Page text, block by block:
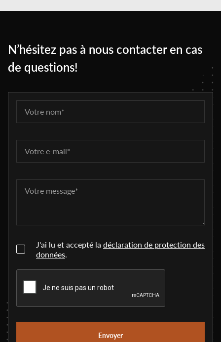
N’hésitez pas à nous contacter en cas
de questions!
J'ai lu et accepté la déclaration de protection des
données.